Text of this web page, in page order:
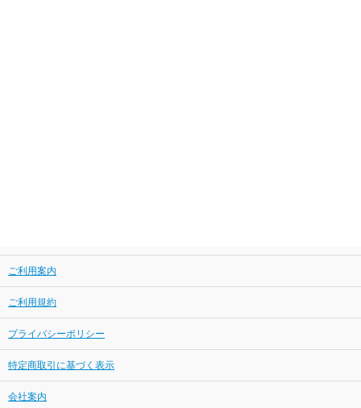
ご利用案内
ご利用規約
プライバシーポリシー
特定商取引に基づく表示
会社案内